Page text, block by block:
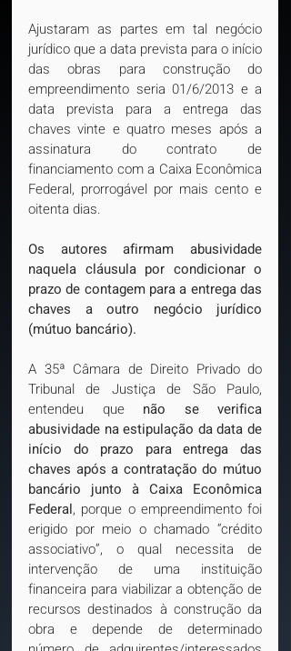
Ajustaram as partes em tal negócio
jurídico que a data prevista para o início
das obras para construção do
empreendimento seria 01/6/2013 e a
data prevista para a entrega das
chaves vinte e quatro meses após a
assinatura do contrato de
financiamento com a Caixa Econômica
Federal, prorrogável por mais cento e
oitenta dias.
Os autores afirmam abusividade
naquela cláusula por condicionar o
prazo de contagem para a entrega das
chaves a outro negócio jurídico
(mútuo bancário).
A 35ª Câmara de Direito Privado do
Tribunal de Justiça de São Paulo,
entendeu que não se verifica
abusividade na estipulação da data de
início do prazo para entrega das
chaves após a contratação do mútuo
bancário junto à Caixa Econômica
Federal, porque o empreendimento foi
erigido por meio o chamado “crédito
associativo”, o qual necessita de
intervenção de uma instituição
financeira para viabilizar a obtenção de
recursos destinados à construção da
obra e depende de determinado